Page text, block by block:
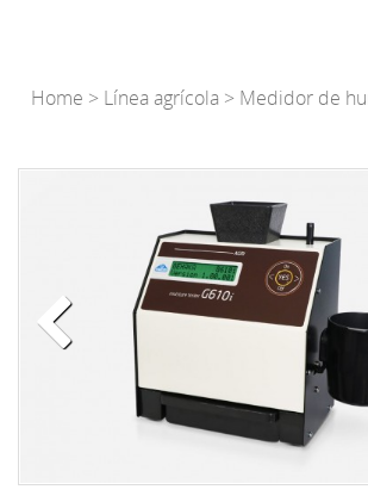
Home > Línea agrícola > Medidor de